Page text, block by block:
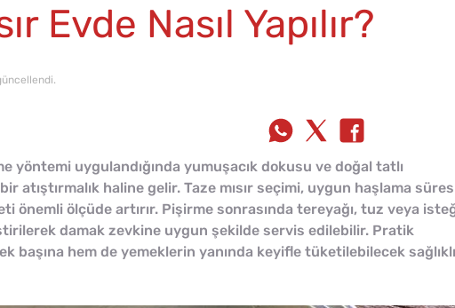
Evde Nasıl Yapılır?
yöntemi uygulandığında yumuşacık dokusu ve doğal tatlı
atıştırmalık haline gelir. Taze mısır seçimi, uygun haşlama
önemli ölçüde artırır. Pişirme sonrasında tereyağı, tuz veya
damak zevkine uygun şekilde servis edilebilir. Pratik
başına hem de yemeklerin yanında keyifle tüketilebilecek sağlıklı